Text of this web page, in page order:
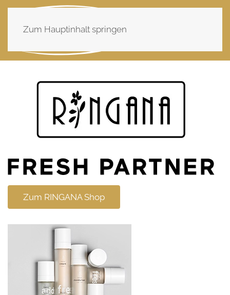
Zum Hauptinhalt springen
Zum RINGANA Shop